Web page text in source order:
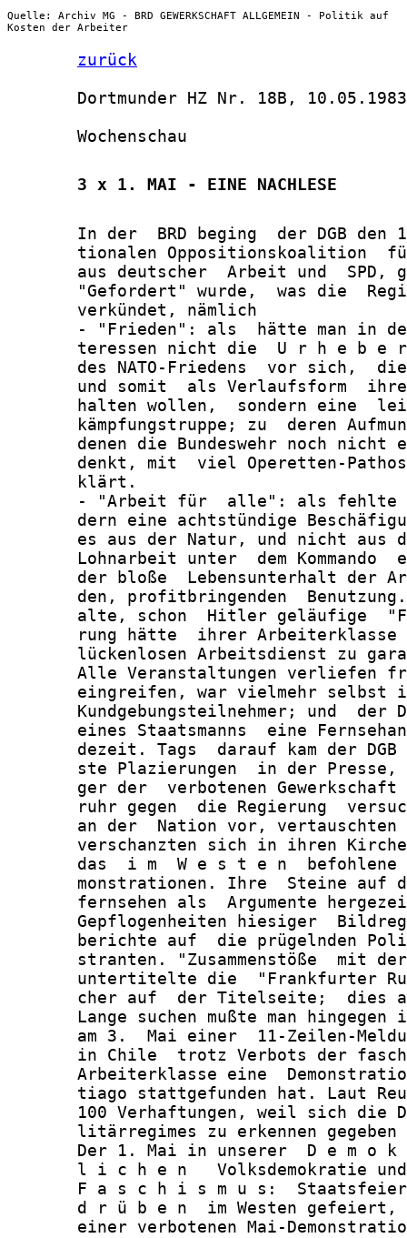
Quelle: Archiv MG - BRD GEWERKSCHAFT ALLGEMEIN - Politik auf
Kosten der Arbeiter
zurück
       Dortmunder HZ Nr. 18B, 10.05.1983
       Wochenschau
       3 x 1. MAI - EINE NACHLESE
In der  BRD beging  der DGB den
tionalen Oppositionskoalition
aus deutscher  Arbeit und  SPD,
"Gefordert" wurde,  was die
       verkündet, nämlich
- "Frieden": als  hätte man in
teressen nicht die  U r h e b e
des NATO-Friedens  vor sich,
und somit  als Verlaufsform
halten wollen,  sondern eine
kämpfungstruppe; zu  deren
denen die Bundeswehr noch nicht
denkt, mit  viel Operetten-
       klärt.
- "Arbeit für  alle": als
dern eine achtstündige
es aus der Natur, und nicht aus
Lohnarbeit unter  dem Kommando
der bloße  Lebensunterhalt der
den, profitbringenden
alte, schon  Hitler geläufige
rung hätte  ihrer
lückenlosen Arbeitsdienst zu
Alle Veranstaltungen verliefen
eingreifen, war vielmehr selbst
Kundgebungsteilnehmer; und  der
eines Staatsmanns  eine
dezeit. Tags  darauf kam der
ste Plazierungen  in der
ger der  verbotenen
ruhr gegen  die Regierung
an der  Nation vor,
verschanzten sich in ihren
das  i m  W e s t e n
monstrationen. Ihre  Steine auf
fernsehen als  Argumente
Gepflogenheiten hiesiger
berichte auf  die prügelnden
stranten. "Zusammenstöße  mit
untertitelte die  "Frankfurter
cher auf  der Titelseite;  dies
Lange suchen mußte man hingegen
am 3.  Mai einer  11-Zeilen-
in Chile  trotz Verbots der
Arbeiterklasse eine
tiago stattgefunden hat. Laut
100 Verhaftungen, weil sich die
litärregimes zu erkennen gegeben
Der 1. Mai in unserer  D e m o
l i c h e n   Volksdemokratie
F a s c h i s m u s:
d r ü b e n  im Westen
einer verbotenen Mai-